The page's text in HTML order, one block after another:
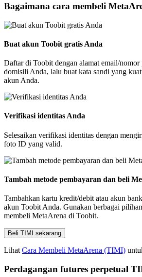
Bagaimana cara membeli
Buat akun Toobit gratis Anda
Daftar di Toobit dengan alamat email/nomor
domisili Anda, lalu buat kata sandi yang
akun Anda.
Verifikasi identitas Anda
Selesaikan verifikasi identitas dengan
foto ID yang valid.
Tambah metode pembayaran dan beli
Tambahkan kartu kredit/debit atau akun
akun Toobit Anda. Gunakan berbagai
membeli MetaArena di Toobit.
Beli TIMI sekarang
Lihat Cara Membeli MetaArena (TIMI)
Perdagangan futures perpetual